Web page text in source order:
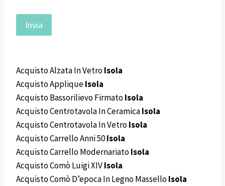
Acquisto Alzata In VetroIsola
Acquisto AppliqueIsola
Acquisto Bassorilievo FirmatoIsola
Acquisto Centrotavola In CeramicaIsola
Acquisto Centrotavola In VetroIsola
Acquisto Carrello Anni 50Isola
Acquisto Carrello ModernariatoIsola
Acquisto Comò Luigi XIVIsola
Acquisto Comò D’epoca In Legno MasselloIsola